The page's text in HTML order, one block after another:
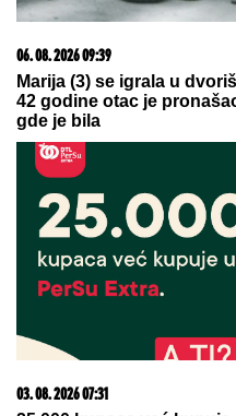
09. 07. 2026 09:20
Komfor po meri klijenata: